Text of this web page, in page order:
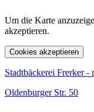
Um die Karte
akzeptieren.
Cookies akzeptieren
Stadtbäckerei Frerker -
Oldenburger Str. 50